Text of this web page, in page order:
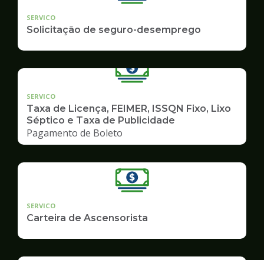
SERVICO
Solicitação de seguro-desemprego
SERVICO
Taxa de Licença, FEIMER, ISSQN Fixo, Lixo
Séptico e Taxa de Publicidade
Pagamento de Boleto
SERVICO
Carteira de Ascensorista